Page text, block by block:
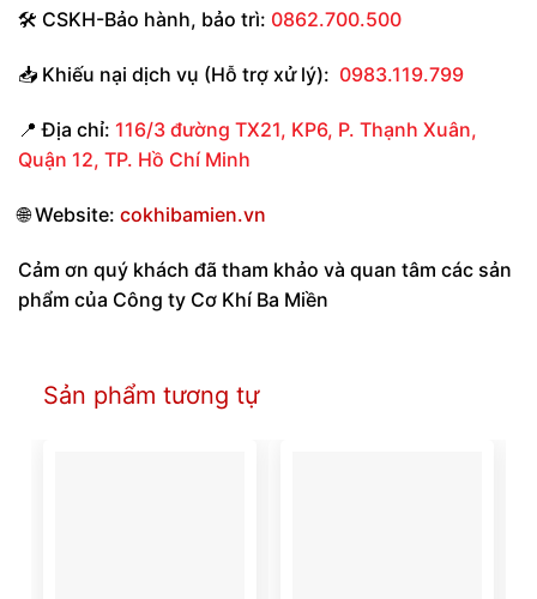
🛠 CSKH-Bảo hành, bảo trì: 0862.700.500
📥 Khiếu nại dịch vụ (Hỗ trợ xử lý): 0983.119.799
📍 Địa chỉ: 116/3 đường TX21, KP6, P. Thạnh Xuân,
Quận 12, TP. Hồ Chí Minh
🌐Website: cokhibamien.vn
Cảm ơn quý khách đã tham khảo và quan tâm các sản
phẩm của Công ty Cơ Khí Ba Miền
Sản phẩm tương tự